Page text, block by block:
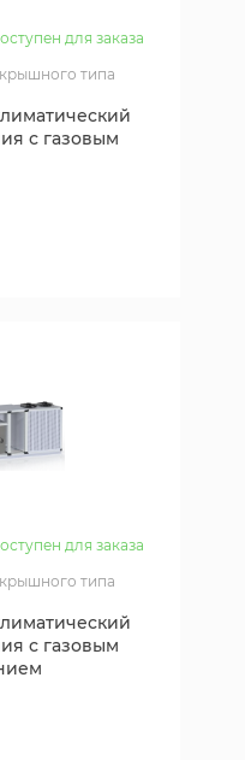
для заказа
типа
с газовым
для заказа
типа
с газовым